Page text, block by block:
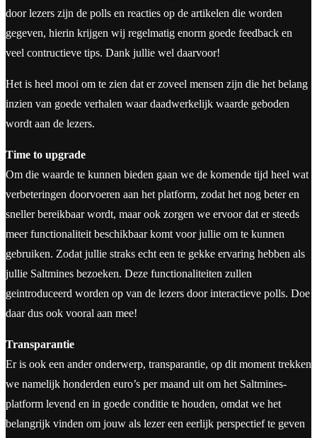
door lezers zijn de polls en reacties op de artikelen die worden
gegeven, hierin krijgen wij regelmatig enorm goede feedback en
veel contructieve tips. Dank jullie wel daarvoor!
Het is heel mooi om te zien dat er zoveel mensen zijn die het belang
inzien van goede verhalen waar daadwerkelijk waarde geboden
wordt aan de lezers.
Time to upgrade
Om die waarde te kunnen bieden gaan we de komende tijd heel wat
verbeteringen doorvoeren aan het platform, zodat het nog beter en
sneller bereikbaar wordt, maar ook zorgen we ervoor dat er steeds
meer functionaliteit beschikbaar komt voor jullie om te kunnen
gebruiken. Zodat jullie straks echt een te gekke ervaring hebben als
jullie Saltmines bezoeken. Deze functionaliteiten zullen
geintroduceerd worden op van de lezers door interactieve polls. Doe
daar dus ook vooral aan mee!
Transparantie
Er is ook een ander onderwerp, transparantie, op dit moment trekken
we namelijk honderden euro’s per maand uit om het Saltmines-
platform levend en in goede conditie te houden, omdat we het
belangrijk vinden om jouw als lezer een eerlijk perspectief te geven